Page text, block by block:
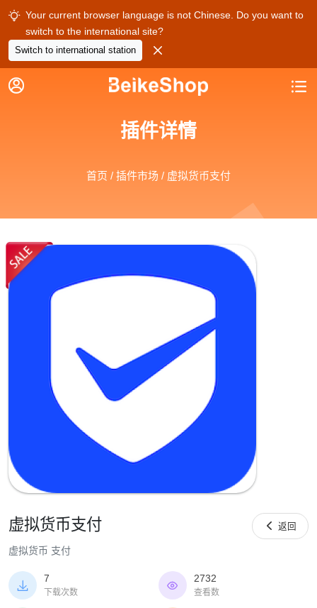
 Your current browser language is not Chinese. Do you want to
switch to the international site?
Switch to international station 
 
插件详情
首页 / 插件市场 / 虚拟货币支付
虚拟货币支付
虚拟货币 支付
 返回

7
下载次数

2732
查看数